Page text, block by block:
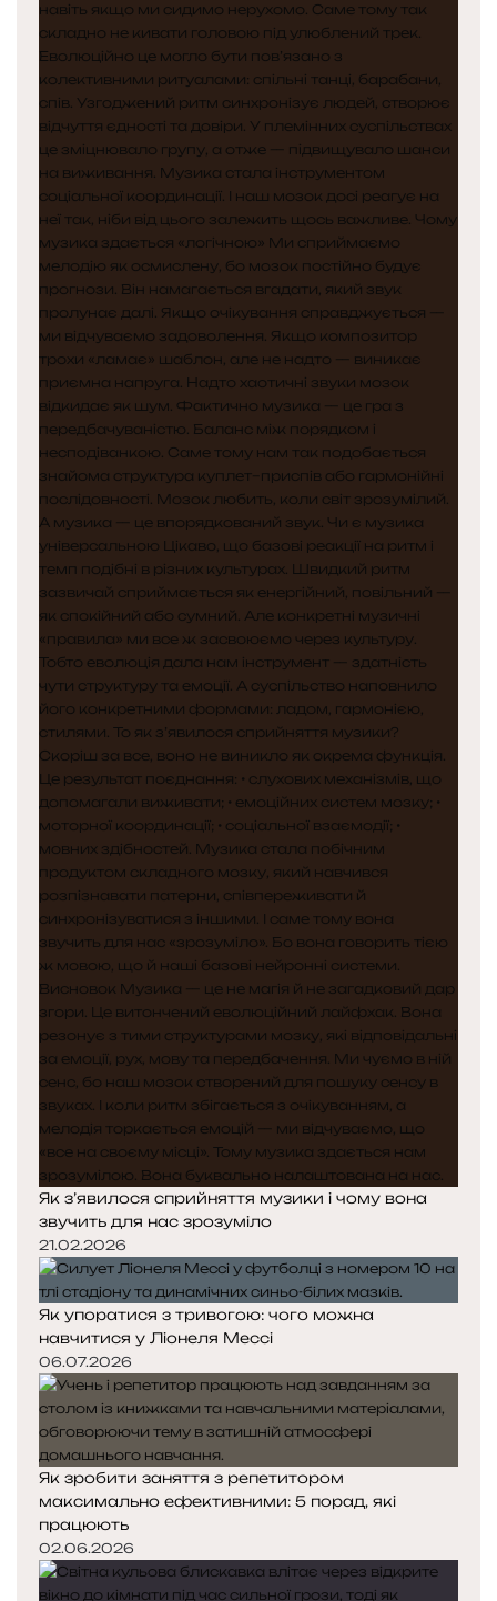
Як з’явилося сприйняття музики і чому вона
звучить для нас зрозуміло
21.02.2026
Як упоратися з тривогою: чого можна
навчитися у Ліонеля Мессі
06.07.2026
Як зробити заняття з репетитором
максимально ефективними: 5 порад, які
працюють
02.06.2026